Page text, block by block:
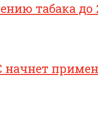
табака до